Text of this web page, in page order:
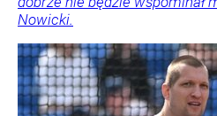
Nowicki.